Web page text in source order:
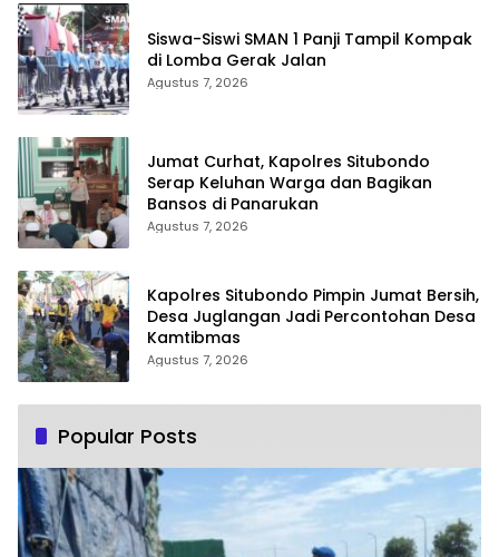
Siswa-Siswi SMAN 1 Panji Tampil Kompak
di Lomba Gerak Jalan
Agustus 7, 2026
Jumat Curhat, Kapolres Situbondo
Serap Keluhan Warga dan Bagikan
Bansos di Panarukan
Agustus 7, 2026
Kapolres Situbondo Pimpin Jumat Bersih,
Desa Juglangan Jadi Percontohan Desa
Kamtibmas
Agustus 7, 2026
Popular Posts